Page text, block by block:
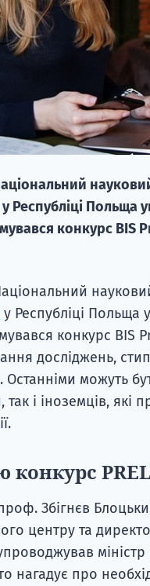
Республіці Польща
конкурс BIS
у Республіці Польща
конкурс BIS
досліджень,
Останніми можуть
і іноземців, які
Збігнєв
центру та
нагадує про